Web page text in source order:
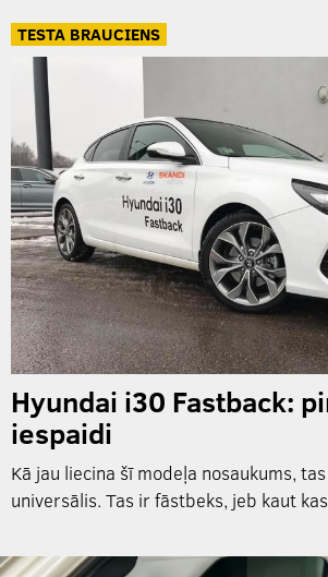
TESTA BRAUCIENS
Hyundai i30 Fastback:
iespaidi
Kā jau liecina šī modeļa nosaukums,
universālis. Tas ir fāstbeks, jeb kaut